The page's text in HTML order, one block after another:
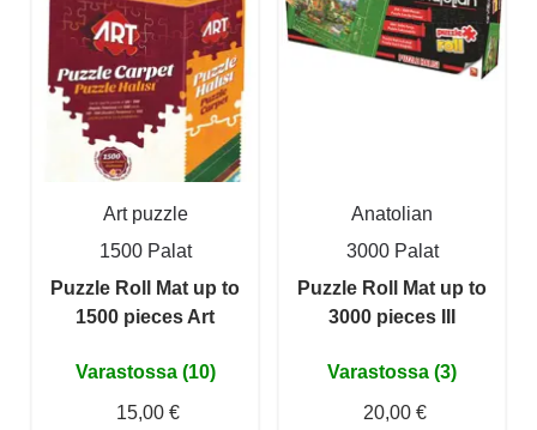
Art puzzle
1500 Palat
Puzzle Roll Mat up to
1500 pieces Art
Varastossa (10)
15,00 €
Anatolian
3000 Palat
Puzzle Roll Mat up to
3000 pieces III
Varastossa (3)
20,00 €